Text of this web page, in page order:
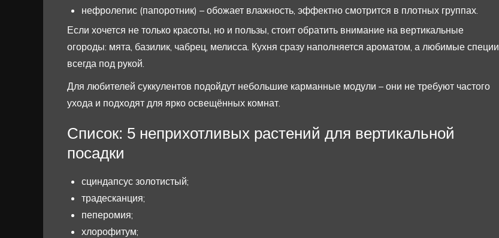
нефролепис (папоротник) – обожает влажность, эффектно смотрится в плотных группах.
Если хочется не только красоты, но и пользы, стоит обратить внимание на вертикальные
огороды: мята, базилик, чабрец, мелисса. Кухня сразу наполняется ароматом, а любимые специи
всегда под рукой.
Для любителей суккулентов подойдут небольшие карманные модули – они не требуют частого
ухода и подходят для ярко освещённых комнат.
Список: 5 неприхотливых растений для вертикальной
посадки
сциндапсус золотистый;
традесканция;
пеперомия;
хлорофитум;